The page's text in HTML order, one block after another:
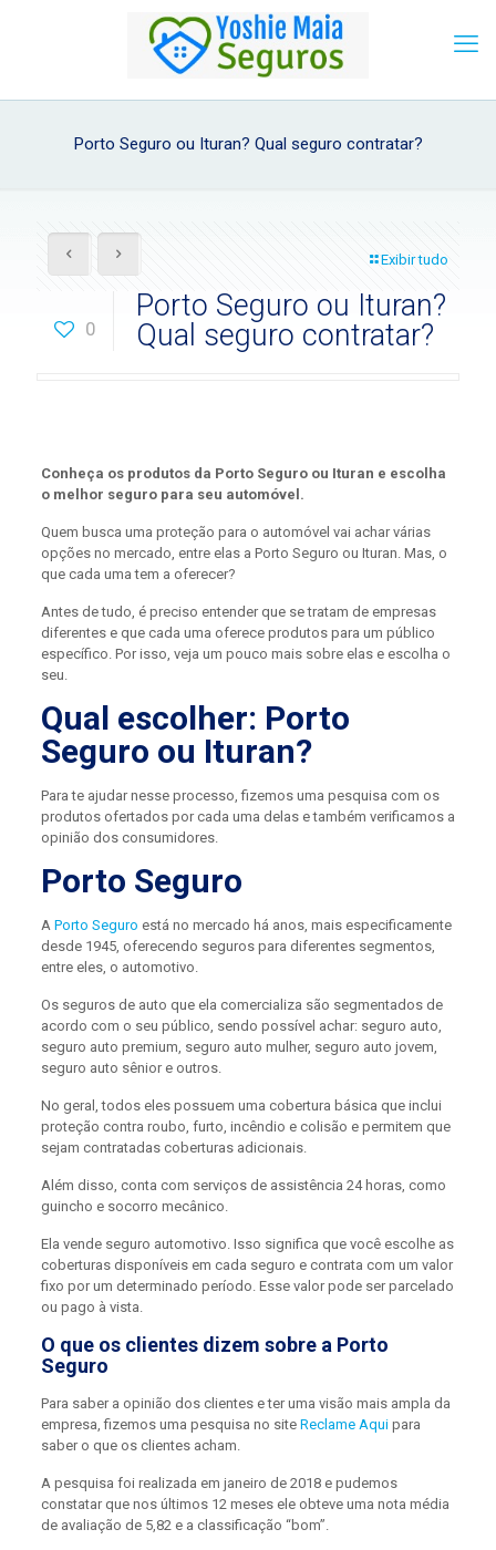
Porto Seguro ou Ituran? Qual seguro contratar?
Exibir tudo
0
Porto Seguro ou Ituran?
Qual seguro contratar?
Conheça os produtos da Porto Seguro ou Ituran e escolha
o melhor seguro para seu automóvel.
Quem busca uma proteção para o automóvel vai achar várias
opções no mercado, entre elas a Porto Seguro ou Ituran. Mas, o
que cada uma tem a oferecer?
Antes de tudo, é preciso entender que se tratam de empresas
diferentes e que cada uma oferece produtos para um público
específico. Por isso, veja um pouco mais sobre elas e escolha o
seu.
Qual escolher: Porto
Seguro ou Ituran?
Para te ajudar nesse processo, fizemos uma pesquisa com os
produtos ofertados por cada uma delas e também verificamos a
opinião dos consumidores.
Porto Seguro
A Porto Seguro está no mercado há anos, mais especificamente
desde 1945, oferecendo seguros para diferentes segmentos,
entre eles, o automotivo.
Os seguros de auto que ela comercializa são segmentados de
acordo com o seu público, sendo possível achar: seguro auto,
seguro auto premium, seguro auto mulher, seguro auto jovem,
seguro auto sênior e outros.
No geral, todos eles possuem uma cobertura básica que inclui
proteção contra roubo, furto, incêndio e colisão e permitem que
sejam contratadas coberturas adicionais.
Além disso, conta com serviços de assistência 24 horas, como
guincho e socorro mecânico.
Ela vende seguro automotivo. Isso significa que você escolhe as
coberturas disponíveis em cada seguro e contrata com um valor
fixo por um determinado período. Esse valor pode ser parcelado
ou pago à vista.
O que os clientes dizem sobre a Porto
Seguro
Para saber a opinião dos clientes e ter uma visão mais ampla da
empresa, fizemos uma pesquisa no site Reclame Aquipara
saber o que os clientes acham.
A pesquisa foi realizada em janeiro de 2018 e pudemos
constatar que nos últimos 12 meses ele obteve uma nota média
de avaliação de 5,82 e a classificação “bom”.